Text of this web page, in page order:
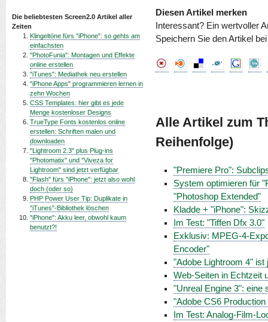
Die beliebtesten Screen2.0 Artikel aller
Zeiten
Klingeltöne fürs "iPhone": so gehts am
einfachsten
"PhotoFunia": Montagen und Effekte
online erstellen
"iTunes": Mediathek neu erstellen
"iPhone Apps" programmieren lernen in
zehn Wochen
CSS Templates: hier gibt es jede
Menge kostenloser Designs
TrueType Fonts kostenlos online
erstellen: Schriften malen und
downloaden
"Lightroom 2.3" plus Plug-ins
"Photomatix" und "Viveza for
Lightroom" sind jetzt verfügbar
"Flash" fürs "iPhone": jetzt also wohl
doch (oder so)
PHP Power User Tip: Duplikate in
"iTunes"-Bibliothek löschen
"iPhone": Akku leer, obwohl kaum
benutzt?!
Diesen Artikel merken
Interessant? Ein wertvoller
Speichern Sie den Artikel
Alle Artikel zum
Reihenfolge)
"Premiere Pro":
System optimieren für
"Photoshop Extended"
Kladde + "iPhone":
Im Test: "Tiffen Dfx 3.0"
Exklusiv: MPEG-4-
Encoder"
"Adobe Lightroom 4" ist
Web-Seiten in Echtzeit
"Unreal Engine 3": eine
"Adobe CS6
Im Test: Analog-Film-